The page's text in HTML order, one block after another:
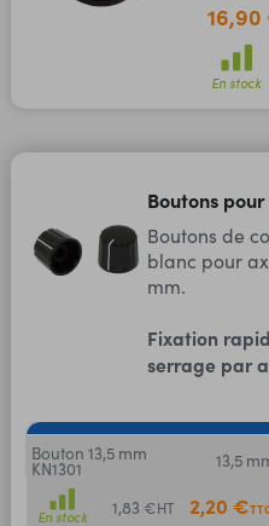
En stock
Boutons
Boutons de
blanc pour
mm.
Fixation
serrage par
Bouton 13,5 mm
KN1301 13,5
En stock 1,83 €HT 2,20 €